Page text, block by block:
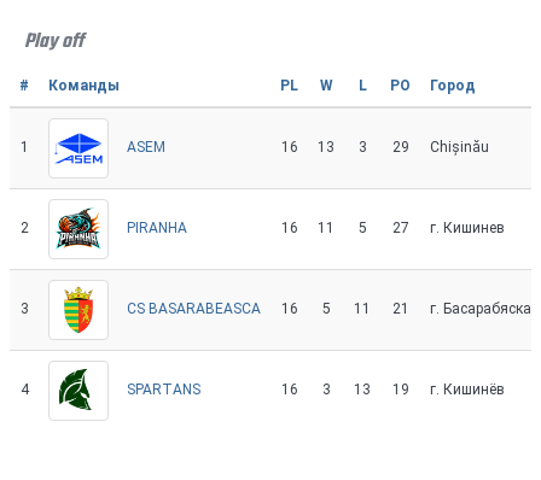
Play off
# Команды PL W L PO Город
1 ASEM 16 13 3 29 Chișinău
2 PIRANHA 16 11 5 27 г. Кишинев
3 CS BASARABEASCA 16 5 11 21 г. Басарабяска
4 SPARTANS 16 3 13 19 г. Кишинёв